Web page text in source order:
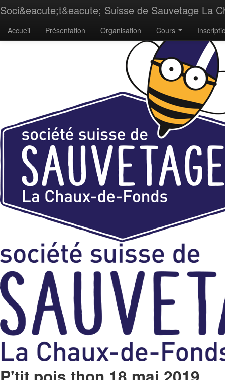
Soci&eacute;t&eacute; Suisse de Sauvetage La
Accueil Présentation Organisation Cours